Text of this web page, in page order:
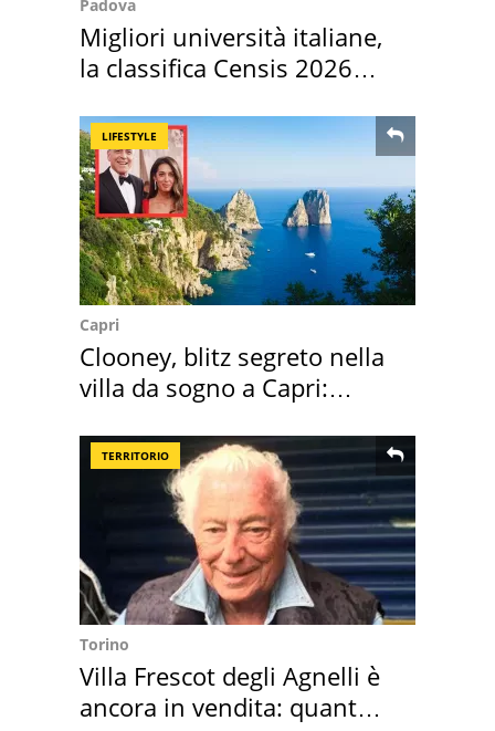
Padova
Migliori università italiane,
la classifica Censis 2026
LIFESTYLE
Capri
Clooney, blitz segreto nella
villa da sogno a Capri:
TERRITORIO
Torino
Villa Frescot degli Agnelli è
ancora in vendita: quanto